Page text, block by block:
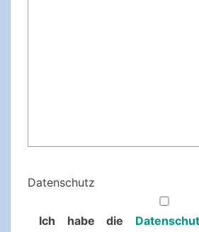
Datenschutz
Ich habe die